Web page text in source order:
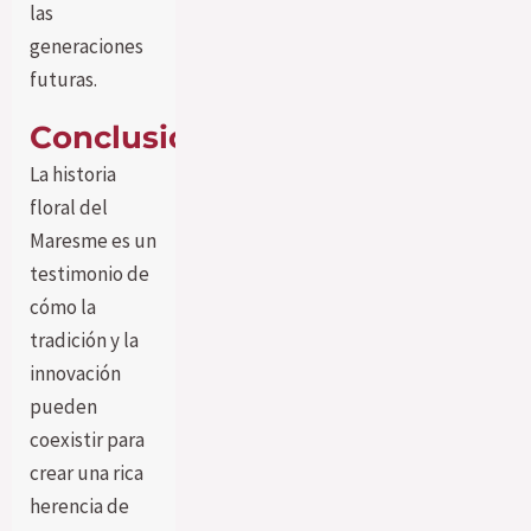
las
generaciones
futuras.
Conclusión
La historia
floral del
Maresme es un
testimonio de
cómo la
tradición y la
innovación
pueden
coexistir para
crear una rica
herencia de